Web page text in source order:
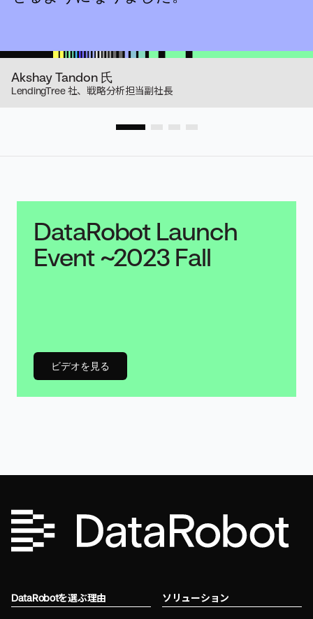
Braden Moore 氏
VP of Analytics, Philadelphia 76ers
Akshay Tandon 氏
LendingTree 社、戦略分析担当副社長
プルでありながら、明確な結果が得
られます。DataRobot は、今後当社
に大きな影響をもたらし、AI 戦略全
ものとなるでしょう。
Anthony Randall 氏
がら、今まで自分たちが手作業で行
っていたことを DataRobot が代わり
やってくれることを目の当たりにし
INSEAD ビジネススクール 客員教授
Braden Moore 氏
VP of Analytics, Philadelphia 76ers
Akshay Tandon 氏
LendingTree 社、戦略分析担当副社長
DataRobot Launch
Event ~2023 Fall
ビデオを見る
DataRobotを選ぶ理由 ソリューション